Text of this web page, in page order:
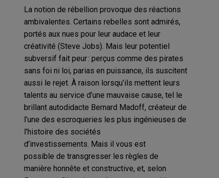
La notion de rébellion provoque des réactions
ambivalentes. Certains rebelles sont admirés,
portés aux nues pour leur audace etleur
créativité (Steve Jobs). Mais leur potentiel
subversif fait peur : perçus comme des pirates
sans foi ni loi, parias en puissance, ils suscitent
aussi le rejet. Àraison lorsqu’ils mettent leurs
talents au service d’une mauvaise cause, tel le
brillant autodidacte Bernard Madoff, créateur de
l’une des escroqueries les plus ingénieuses de
l’histoire des sociétés
d’investissements. Mais il vous est
possible de transgresser les règles de
manière honnête et constructive, et, selon